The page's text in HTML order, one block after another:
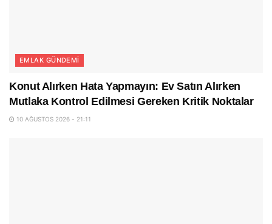
EMLAK GÜNDEMI
Konut Alırken Hata Yapmayın: Ev Satın Alırken
Mutlaka Kontrol Edilmesi Gereken Kritik Noktalar
10 AĞUSTOS 2026 - 21:11